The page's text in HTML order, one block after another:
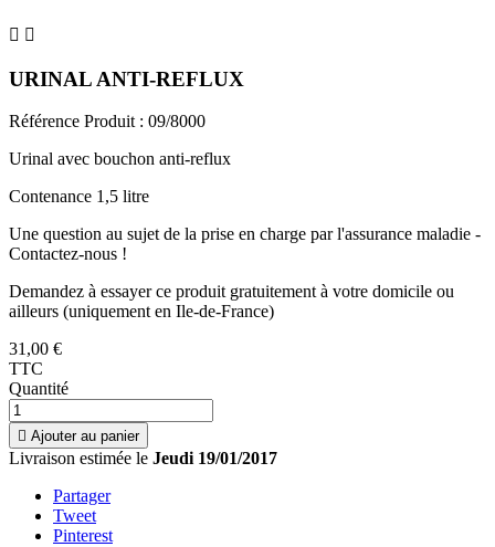
 
URINAL ANTI-REFLUX
Référence Produit : 09/8000
Urinal avec bouchon anti-reflux
Contenance 1,5 litre
Une question au sujet de la prise en charge par l'assurance maladie -
Contactez-nous !
Demandez à essayer ce produit gratuitement à votre domicile ou
ailleurs (uniquement en Ile-de-France)
31,00 €
TTC
Quantité
 Ajouter au panier
Livraison estimée le Jeudi 19/01/2017
Partager
Tweet
Pinterest